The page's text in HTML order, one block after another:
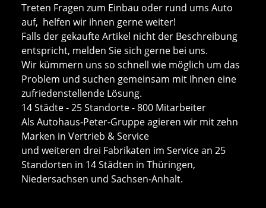
Treten Fragen zum Einbau oder rund ums Auto
auf, helfen wir ihnen gerne weiter!
Falls der gekaufte Artikel nicht der Beschreibung
entspricht, melden Sie sich gerne bei uns.
Wir kümmern uns so schnell wie möglich um das
Problem und suchen gemeinsam mit Ihnen eine
zufriedenstellende Lösung.
14 Städte - 25 Standorte - 800 Mitarbeiter
Als Autohaus-Peter-Gruppe agieren wir mit zehn
Marken in Vertrieb & Service
und weiteren drei Fabrikaten im Service an 25
Standorten in 14 Städten in Thüringen,
Niedersachsen und Sachsen-Anhalt.